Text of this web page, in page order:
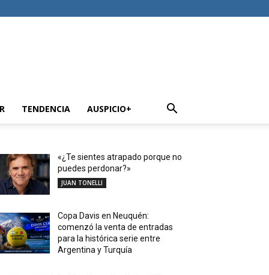
TENDENCIA AUSPICIO+
«¿Te sientes atrapado porque no
puedes perdonar?»
JUAN TONELLI
Copa Davis en Neuquén:
comenzó la venta de entradas
para la histórica serie entre
Argentina y Turquía